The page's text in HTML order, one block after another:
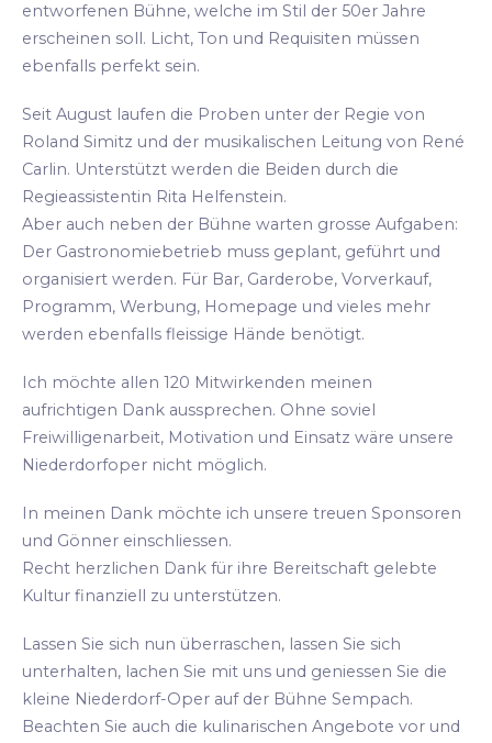
entworfenen Bühne, welche im Stil der 50er Jahre
erscheinen soll. Licht, Ton und Requisiten müssen
ebenfalls perfekt sein.
Seit August laufen die Proben unter der Regie von
Roland Simitz und der musikalischen Leitung von René
Carlin. Unterstützt werden die Beiden durch die
Regieassistentin Rita Helfenstein.
Aber auch neben der Bühne warten grosse Aufgaben:
Der Gastronomiebetrieb muss geplant, geführt und
organisiert werden. Für Bar, Garderobe, Vorverkauf,
Programm, Werbung, Homepage und vieles mehr
werden ebenfalls fleissige Hände benötigt.
Ich möchte allen 120 Mitwirkenden meinen
aufrichtigen Dank aussprechen. Ohne soviel
Freiwilligenarbeit, Motivation und Einsatz wäre unsere
Niederdorfoper nicht möglich.
In meinen Dank möchte ich unsere treuen Sponsoren
und Gönner einschliessen.
Recht herzlichen Dank für ihre Bereitschaft gelebte
Kultur finanziell zu unterstützen.
Lassen Sie sich nun überraschen, lassen Sie sich
unterhalten, lachen Sie mit uns und geniessen Sie die
kleine Niederdorf-Oper auf der Bühne Sempach.
Beachten Sie auch die kulinarischen Angebote vor und